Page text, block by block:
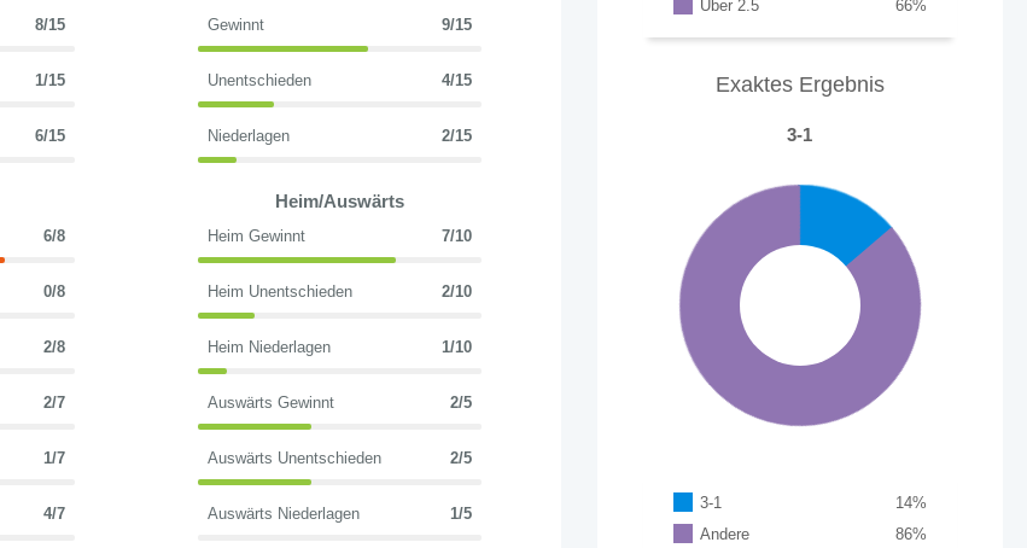
8/15
1/15
6/15
6/8
0/8
2/8
2/7
1/7
4/7
Gewinnt 9/15
Unentschieden 4/15
Niederlagen 2/15
Heim/Auswärts
Heim Gewinnt 7/10
Heim Unentschieden 2/10
Heim Niederlagen 1/10
Auswärts Gewinnt 2/5
Auswärts Unentschieden 2/5
Auswärts Niederlagen 1/5
Über 2.5
%
66
Exaktes Ergebnis
3-1
3-1 %
14
Andere
%
86